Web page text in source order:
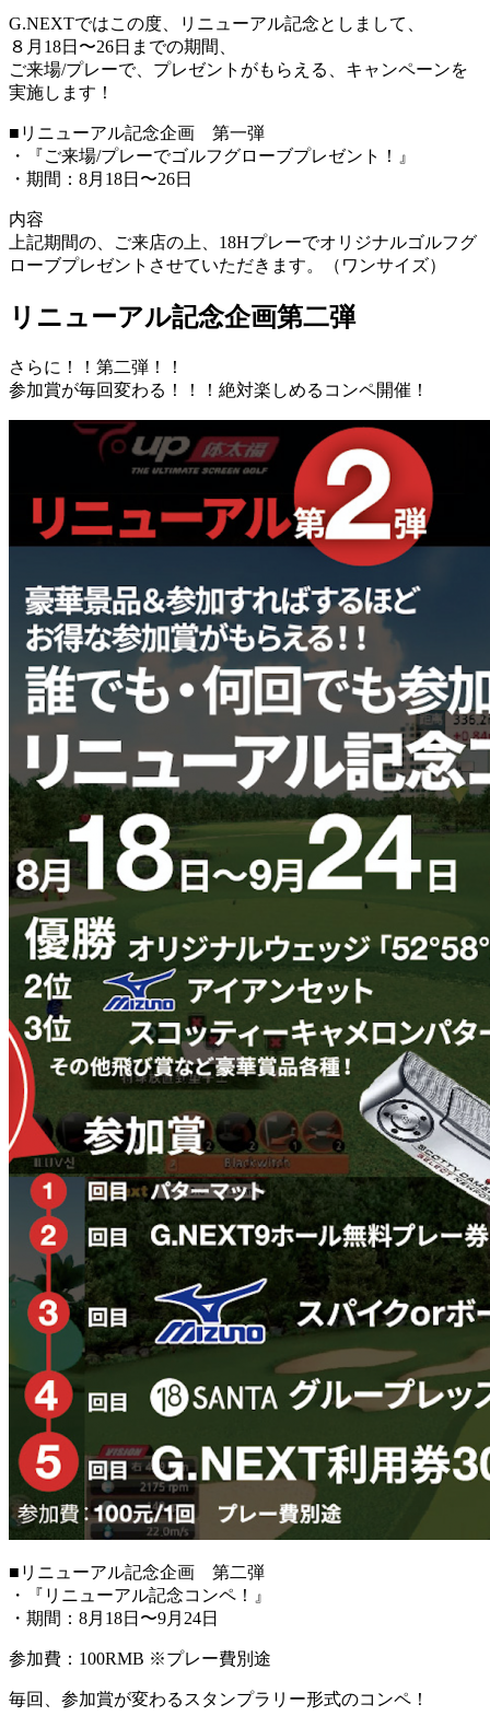
G.NEXTではこの度、リニューアル記念としまして、
８月18日〜26日までの期間、
ご来場/プレーで、プレゼントがもらえる、キャンペーンを
実施します！
■リニューアル記念企画 第一弾
・『ご来場/プレーでゴルフグローブプレゼント！』
・期間：8月18日〜26日
内容
上記期間の、ご来店の上、18Hプレーでオリジナルゴルフグ
ローブプレゼントさせていただきます。（ワンサイズ）
リニューアル記念企画第二弾
さらに！！第二弾！！
参加賞が毎回変わる！！！絶対楽しめるコンペ開催！
■リニューアル記念企画 第二弾
・『リニューアル記念コンペ！』
・期間：8月18日〜9月24日
参加費：100RMB ※プレー費別途
毎回、参加賞が変わるスタンプラリー形式のコンペ！